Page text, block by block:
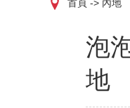
首頁 -> 內地
泡
地